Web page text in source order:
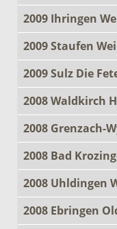
2009 Ihringen
2009 Staufen
2009 Sulz Die
2008 Waldkirch
2008 Grenzach-
2008 Bad
2008 Uhldingen
2008 Ebringen